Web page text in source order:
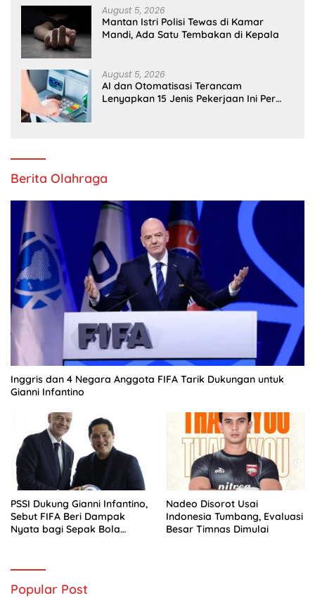
August 5, 2026
Mantan Istri Polisi Tewas di Kamar
Mandi, Ada Satu Tembakan di Kepala
August 5, 2026
AI dan Otomatisasi Terancam
Lenyapkan 15 Jenis Pekerjaan Ini Per
Berita Olahraga
Inggris dan 4 Negara Anggota FIFA Tarik Dukungan untuk
Gianni Infantino
PSSI Dukung Gianni Infantino,
Sebut FIFA Beri Dampak
Nyata bagi Sepak Bola
Nadeo Disorot Usai
Indonesia Tumbang, Evaluasi
Besar Timnas Dimulai
Popular Post